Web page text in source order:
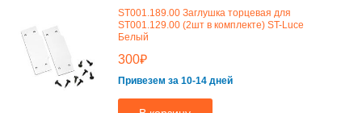
ST001.189.00 Заглушка торцевая для
ST001.129.00 (2шт в комплекте) ST-Luce
Белый
300₽
Привезем за 10-14 дней